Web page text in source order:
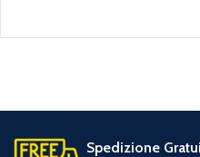
Spedizione